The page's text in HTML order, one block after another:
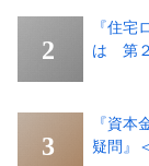
『住宅
は 第
『資
疑問』